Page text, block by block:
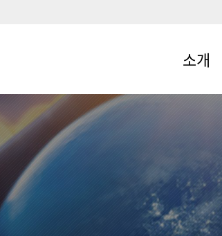
소개
교수진
학과사무실
오시는길